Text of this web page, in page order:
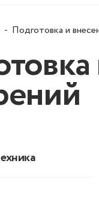
Подготовка и